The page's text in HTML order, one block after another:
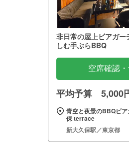
非日常の屋上ビアガー
しむ手ぶらBBQ
空席確認
平均予算 5,000
青空と夜景のBBQビ
保 terrace
新大久保駅／東京都